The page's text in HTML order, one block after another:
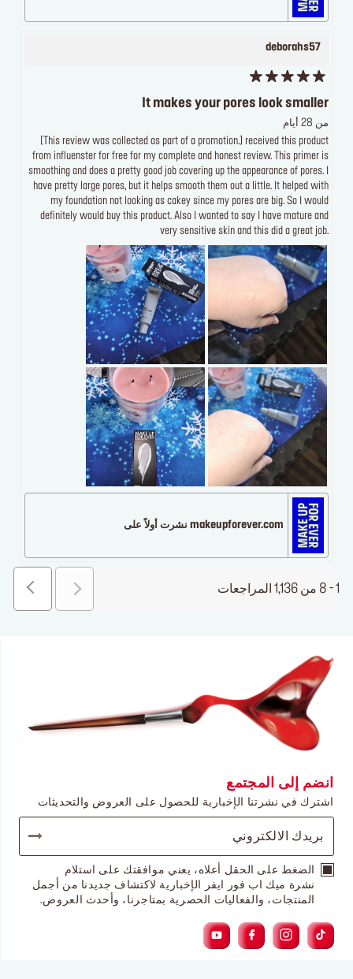
deborahs57
It makes your pores look smaller
من 28 أيام
[This review was collected as part of a promotion.] received this product
from influenster for free for my complete and honest review. This primer is
smoothing and does a pretty good job covering up the appearance of pores. I
have pretty large pores, but it helps smooth them out a little. It helped with
my foundation not looking as cakey since my pores are big. So I would
definitely would buy this product. Also I wanted to say I have mature and
very sensitive skin and this did a great job.
makeupforever.com نشرت أولاً على
1 - 8 من 1,136 المراجعات
انضم إلى المجتمع
اشترك في نشرتنا الإخبارية للحصول على العروض والتحديثات
الضغط على الحقل أعلاه، يعني موافقتك على استلام
نشرة ميك اب فور ايفر الإخبارية لاكتشاف جديدنا من أجمل
المنتجات، والفعاليات الحصرية بمتاجرنا، وأحدث العروض.